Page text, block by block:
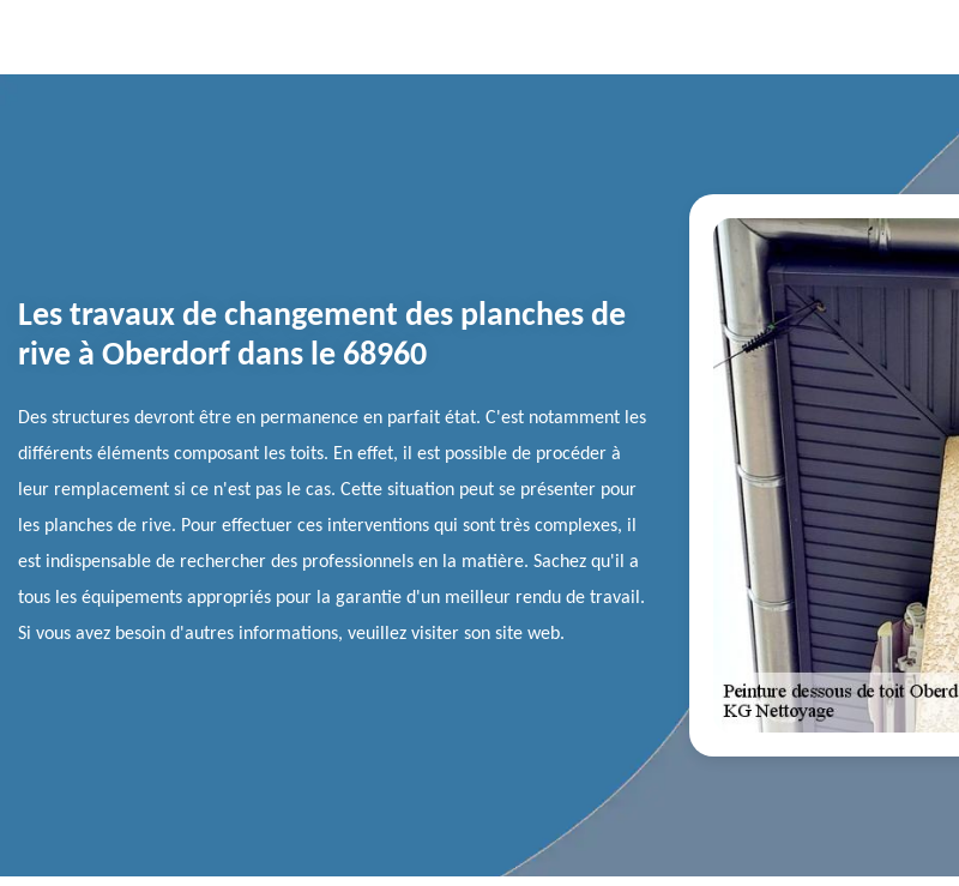
Les travaux de changement des planches de
rive à Oberdorf dans le 68960
Des structures devront être en permanence en parfait état. C'est notamment les
différents éléments composant les toits. En effet, il est possible de procéder à
leur remplacement si ce n'est pas le cas. Cette situation peut se présenter pour
les planches de rive. Pour effectuer ces interventions qui sont très complexes, il
est indispensable de rechercher des professionnels en la matière. Sachez qu'il a
tous les équipements appropriés pour la garantie d'un meilleur rendu de travail.
Si vous avez besoin d'autres informations, veuillez visiter son site web.